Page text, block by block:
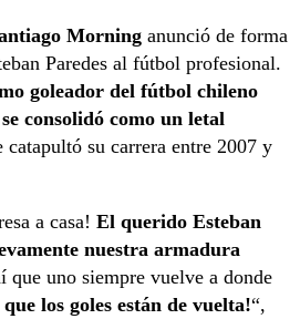
Morning anunció de forma
Paredes al fútbol profesional.
goleador del fútbol chileno
consolidó como un letal
catapultó su carrera entre 2007 y
a casa! El querido Esteban
nuestra armadura
que uno siempre vuelve a donde
que los goles están de vuelta!“,